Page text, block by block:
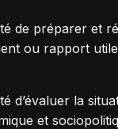
de préparer et
ou rapport
d’évaluer la
et